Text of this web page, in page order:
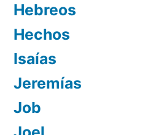
Hebreos
Hechos
Isaías
Jeremías
Job